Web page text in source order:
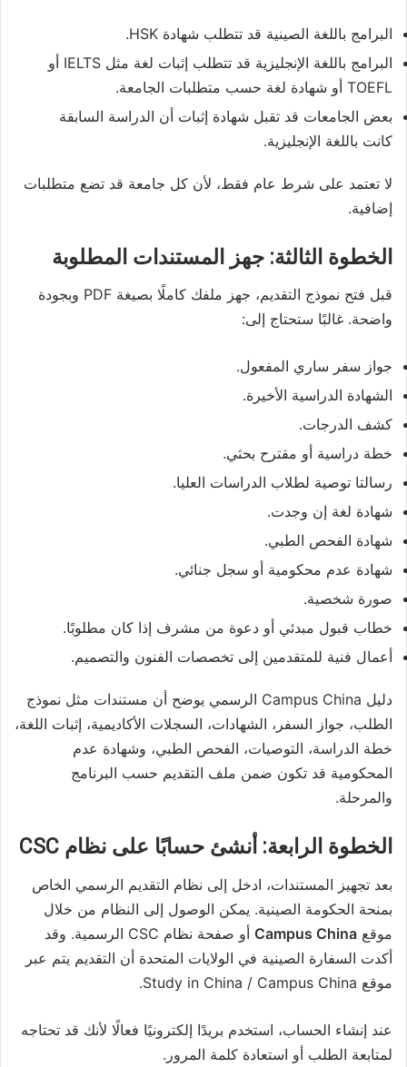
البرامج باللغة الصينية قد تتطلب شهادة HSK.
البرامج باللغة الإنجليزية قد تتطلب إثبات لغة مثل IELTS أو
TOEFL أو شهادة لغة حسب متطلبات الجامعة.
بعض الجامعات قد تقبل شهادة إثبات أن الدراسة السابقة
كانت باللغة الإنجليزية.
لا تعتمد على شرط عام فقط، لأن كل جامعة قد تضع متطلبات
إضافية.
الخطوة الثالثة: جهز المستندات المطلوبة
قبل فتح نموذج التقديم، جهز ملفك كاملًا بصيغة PDF وبجودة
واضحة. غالبًا ستحتاج إلى:
جواز سفر ساري المفعول.
الشهادة الدراسية الأخيرة.
كشف الدرجات.
خطة دراسية أو مقترح بحثي.
رسالتا توصية لطلاب الدراسات العليا.
شهادة لغة إن وجدت.
شهادة الفحص الطبي.
شهادة عدم محكومية أو سجل جنائي.
صورة شخصية.
خطاب قبول مبدئي أو دعوة من مشرف إذا كان مطلوبًا.
أعمال فنية للمتقدمين إلى تخصصات الفنون والتصميم.
دليل Campus China الرسمي يوضح أن مستندات مثل نموذج
الطلب، جواز السفر، الشهادات، السجلات الأكاديمية، إثبات اللغة،
خطة الدراسة، التوصيات، الفحص الطبي، وشهادة عدم
المحكومية قد تكون ضمن ملف التقديم حسب البرنامج
والمرحلة.
الخطوة الرابعة: أنشئ حسابًا على نظام CSC
بعد تجهيز المستندات، ادخل إلى نظام التقديم الرسمي الخاص
بمنحة الحكومة الصينية. يمكن الوصول إلى النظام من خلال
موقع Campus China
أو صفحة نظام CSC الرسمية. وقد
أكدت السفارة الصينية في الولايات المتحدة أن التقديم يتم عبر
موقع Study in China / Campus China.
عند إنشاء الحساب، استخدم بريدًا إلكترونيًا فعالًا لأنك قد تحتاجه
لمتابعة الطلب أو استعادة كلمة المرور.